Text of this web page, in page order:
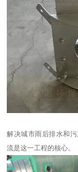
解决城市雨后排水和
流是这一工程的核心。